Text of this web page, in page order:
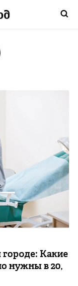
Какие
нужны в 20,